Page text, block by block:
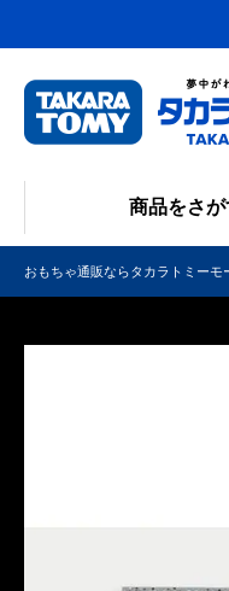
商品をさが
おもちゃ通販ならタカラトミーモ